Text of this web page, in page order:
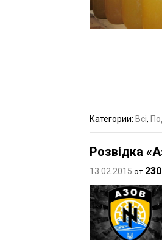
Категории: Всі,
Розвідка
13.02.2015 от